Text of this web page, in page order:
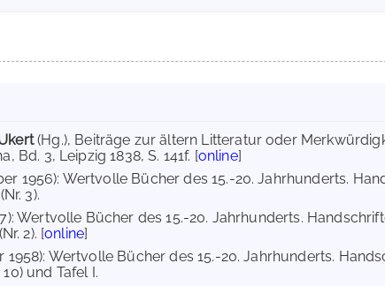
(Hg.), Beiträge zur ältern Litteratur oder
Bd. 3, Leipzig 1838, S. 141f. [online]
1956): Wertvolle Bücher des 15.-20. Jahrhunderts.
3).
Wertvolle Bücher des 15.-20. Jahrhunderts.
2). [online]
1958): Wertvolle Bücher des 15.-20. Jahrhunderts.
und Tafel I.